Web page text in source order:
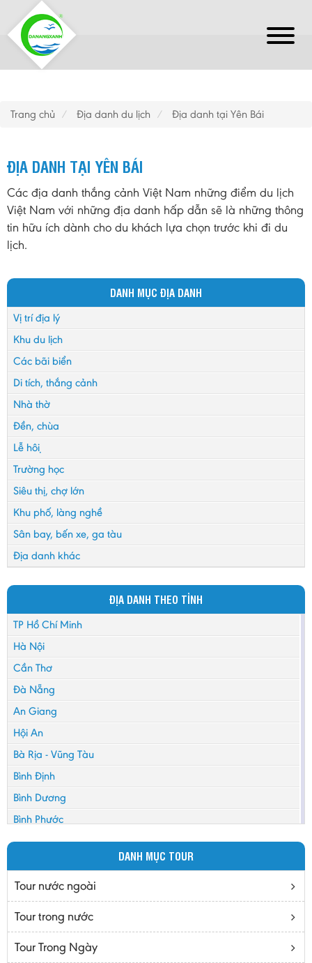
Trang chủ Địa danh du lịch Địa danh tại Yên Bái
ĐỊA DANH TẠI YÊN BÁI
Các địa danh thắng cảnh Việt Nam những điểm du lịch
Việt Nam với những địa danh hấp dẫn sẽ là những thông
tin hữu ích dành cho du khách lựa chọn trước khi đi du
lịch.
DANH MỤC ĐỊA DANH
Vị trí địa lý
Khu du lịch
Các bãi biển
Di tích, thắng cảnh
Nhà thờ
Đền, chùa
Lễ hội
Trường học
Siêu thị, chợ lớn
Khu phố, làng nghề
Sân bay, bến xe, ga tàu
Địa danh khác
ĐỊA DANH THEO TỈNH
TP Hồ Chí Minh
Hà Nội
Cần Thơ
Đà Nẵng
An Giang
Hội An
Bà Rịa - Vũng Tàu
Bình Định
Bình Dương
Bình Phước
Bình Thuận
Bắc Giang
Bắc Ninh
Bến Tre
DANH MỤC TOUR
Tour nước ngoài
Tour trong nước
Tour Trong Ngày